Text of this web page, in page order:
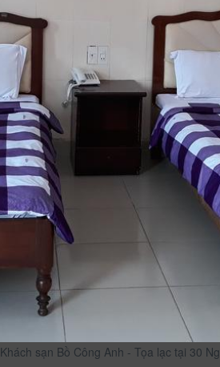
Khách sạn Bồ Công Anh - Tọa lạc tại 30